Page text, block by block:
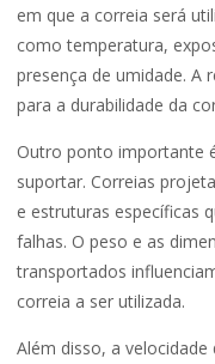
em que a correia será
como temperatura,
presença de umidade. A
para a durabilidade da
Outro ponto importante
suportar. Correias
e estruturas específicas
falhas. O peso e as
transportados
correia a ser utilizada.
Além disso, a